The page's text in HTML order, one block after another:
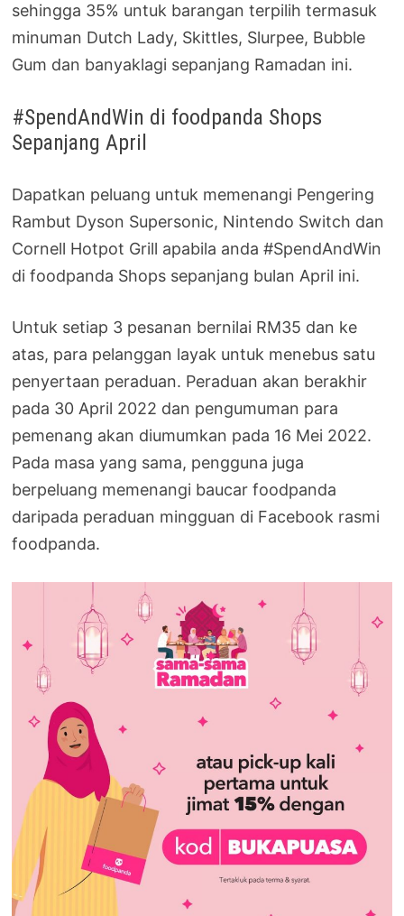
sehingga 35% untuk barangan terpilih termasuk
minuman Dutch Lady, Skittles, Slurpee, Bubble
Gum dan banyaklagi sepanjang Ramadan ini.
#SpendAndWin di foodpanda Shops
Sepanjang April
Dapatkan peluang untuk memenangi Pengering
Rambut Dyson Supersonic, Nintendo Switch dan
Cornell Hotpot Grill apabila anda #SpendAndWin
di foodpanda Shops sepanjang bulan April ini.
Untuk setiap 3 pesanan bernilai RM35 dan ke
atas, para pelanggan layak untuk menebus satu
penyertaan peraduan. Peraduan akan berakhir
pada 30 April 2022 dan pengumuman para
pemenang akan diumumkan pada 16 Mei 2022.
Pada masa yang sama, pengguna juga
berpeluang memenangi baucar foodpanda
daripada peraduan mingguan di Facebook rasmi
foodpanda.